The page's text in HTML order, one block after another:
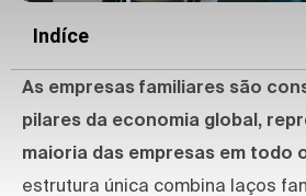
Indíce
As empresas familiares são
pilares da economia global,
maioria das empresas em todo
estrutura única combina laços